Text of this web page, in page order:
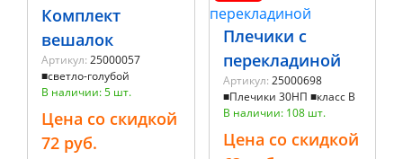
Комплект
вешалок
Артикул: 25000057
■светло-голубой
В наличии: 5 шт.
Цена со скидкой
72 руб.
Плечики с
перекладиной
Артикул: 25000698
■Плечики 30НП ■класс В
В наличии: 108 шт.
Цена со скидкой